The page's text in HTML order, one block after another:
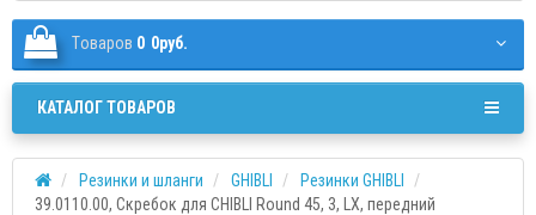
Tоваров 0 0руб.
КАТАЛОГ ТОВАРОВ
Резинки и шланги GHIBLI
Резинки GHIBLI
39.0110.00, Скребок для CHIBLI Round 45, 3, LX, передний